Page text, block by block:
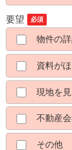
要望 必須
物件の
資料が
現地を
不動産
その他